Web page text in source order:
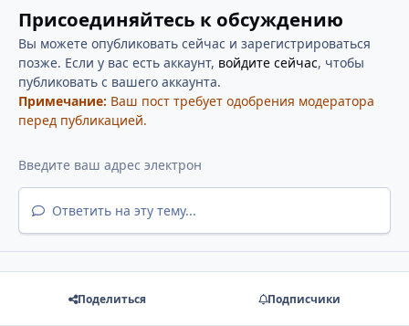
Присоединяйтесь к обсуждению
Вы можете опубликовать сейчас и зарегистрироваться
позже. Если у вас есть аккаунт, войдите сейчас, чтобы
публиковать с вашего аккаунта.
Примечание: Ваш пост требует одобрения модератора
перед публикацией.
Ответить на эту тему...
Поделиться Подписчики